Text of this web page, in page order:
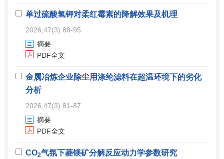
单过硫酸氢钾对柔红霉素的降解效果及机理
2026,47(3) 88-95
摘要
PDF全文
金属冶炼企业除尘用涤纶滤料在超温环境下的劣化
分析
2026,47(3) 81-87
摘要
PDF全文
CO2气氛下菱镁矿分解反应动力学参数研究